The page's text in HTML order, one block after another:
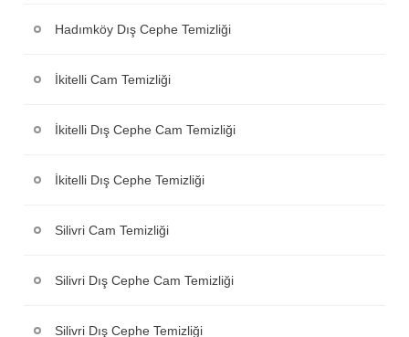
Hadımköy Dış Cephe Temizliği
İkitelli Cam Temizliği
İkitelli Dış Cephe Cam Temizliği
İkitelli Dış Cephe Temizliği
Silivri Cam Temizliği
Silivri Dış Cephe Cam Temizliği
Silivri Dış Cephe Temizliği